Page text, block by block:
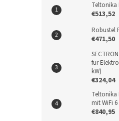
Teltonika
€513,52
Robustel
€471,50
für
kW)
€324,04
Teltonika
mit WiFi 6
€840,95